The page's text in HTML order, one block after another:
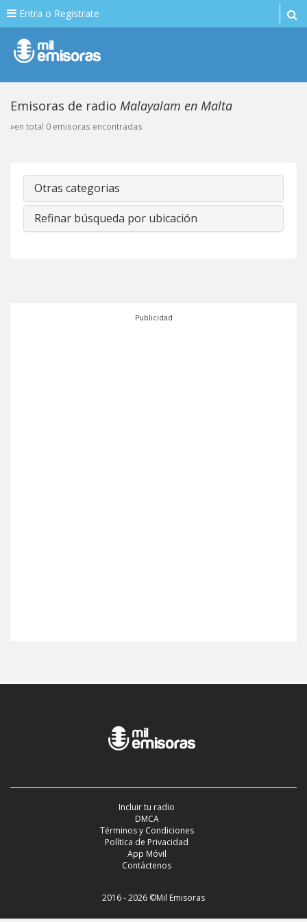
Entra o Registrate
Emisoras de radio Malayalam en Malta
»en total 0 emisoras encontradas
Otras categorias
Refinar búsqueda por ubicación
Publicidad
Incluir tu radio
DMCA
Términos y Condiciones
Política de Privacidad
App Móvil
Contáctenos
2016 - 2026 ©Mil Emisoras